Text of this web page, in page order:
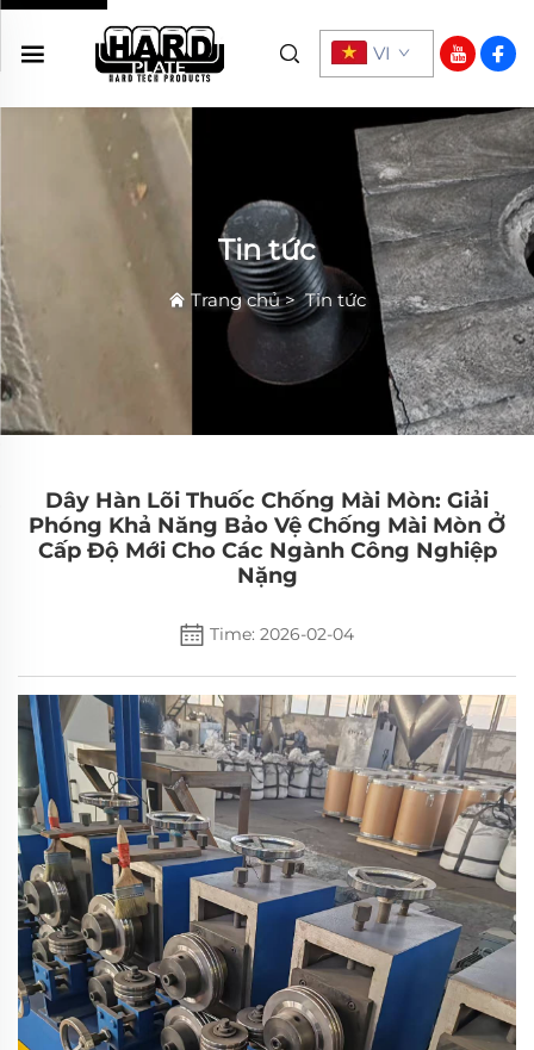
VI
Tin tức
Trang chủ>Tin tức
Dây Hàn Lõi Thuốc Chống Mài Mòn: Giải
Phóng Khả Năng Bảo Vệ Chống Mài Mòn Ở
Cấp Độ Mới Cho Các Ngành Công Nghiệp
Nặng
Time: 2026-02-04